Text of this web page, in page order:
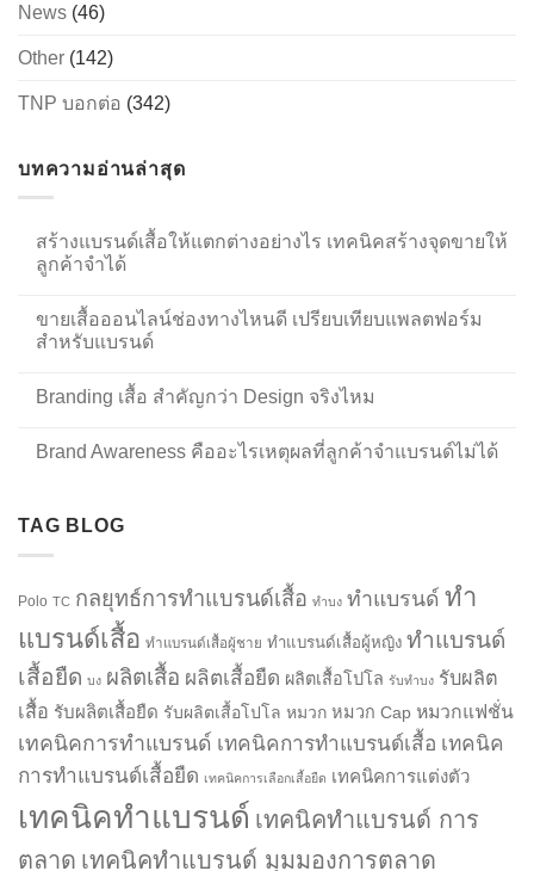
News (46)
Other (142)
TNP บอกต่อ (342)
บทความอ่านล่าสุด
สร้างแบรนด์เสื้อให้แตกต่างอย่างไร เทคนิคสร้างจุดขายให้
ลูกค้าจำได้
ขายเสื้อออนไลน์ช่องทางไหนดี เปรียบเทียบแพลตฟอร์ม
สำหรับแบรนด์
Branding เสื้อ สำคัญกว่า Design จริงไหม
Brand Awareness คืออะไรเหตุผลที่ลูกค้าจำแบรนด์ไม่ได้
TAG BLOG
Polo TC กลยุทธ์การทำแบรนด์เสื้อ ทำบง ทำแบรนด์ ทำ
แบรนด์เสื้อ ทำแบรนด์เสื้อผู้ชาย ทำแบรนด์เสื้อผู้หญิง ทำแบรนด์
เสื้อยืด บง ผลิตเสื้อ ผลิตเสื้อยืด ผลิตเสื้อโปโล รับทำบง รับผลิต
เสื้อ รับผลิตเสื้อยืด รับผลิตเสื้อโปโล หมวก หมวก Cap หมวกแฟชั่น
เทคนิคการทำแบรนด์ เทคนิคการทำแบรนด์เสื้อ เทคนิค
การทำแบรนด์เสื้อยืด เทคนิคการเลือกเสื้อยืด เทคนิคการแต่งตัว
เทคนิคทำแบรนด์ เทคนิคทำแบรนด์ การ
ตลาด เทคนิคทำแบรนด์ มุมมองการตลาด